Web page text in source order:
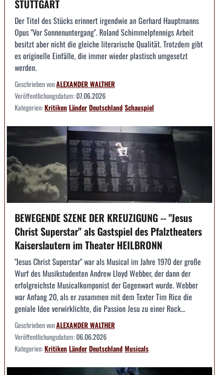
STUTTGART
Der Titel des Stücks erinnert irgendwie an Gerhard Hauptmanns
Opus "Vor Sonnenuntergang". Roland Schimmelpfennigs Arbeit
besitzt aber nicht die gleiche literarische Qualität. Trotzdem gibt
es originelle Einfälle, die immer wieder plastisch umgesetzt
werden.
Geschrieben vonALEXANDER WALTHER
Veröffentlichungsdatum:07.06.2026
Kategorien:KritikenLänderDeutschlandSchauspiel
BEWEGENDE SZENE DER KREUZIGUNG -- "Jesus
Christ Superstar" als Gastspiel des Pfalztheaters
Kaiserslautern im Theater HEILBRONN
"Jesus Christ Superstar" war als Musical im Jahre 1970 der große
Wurf des Musikstudenten Andrew Lloyd Webber, der dann der
erfolgreichste Musicalkomponist der Gegenwart wurde. Webber
war Anfang 20, als er zusammen mit dem Texter Tim Rice die
geniale Idee verwirklichte, die Passion Jesu zu einer Rock...
Geschrieben vonALEXANDER WALTHER
Veröffentlichungsdatum:06.06.2026
Kategorien:KritikenLänderDeutschlandMusicals